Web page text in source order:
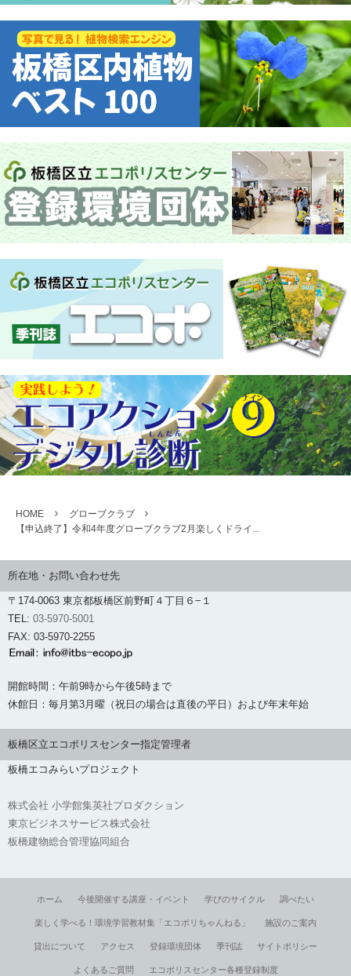
HOME
グローブクラブ
【申込終了】令和4年度グローブクラブ2月楽しくドライ...
所在地・お問い合わせ先
〒174-0063 東京都板橋区前野町４丁目６−１
TEL: 03-5970-5001
FAX: 03-5970-2255
開館時間：午前9時から午後5時まで
休館日：毎月第3月曜（祝日の場合は直後の平日）および年末年始
板橋区立エコポリスセンター指定管理者
板橋エコみらいプロジェクト
株式会社 小学館集英社プロダクション
東京ビジネスサービス株式会社
板橋建物総合管理協同組合
ホーム 今後開催する講座・イベント 学びのサイクル 調べたい
楽しく学べる！環境学習教材集「エコポリちゃんねる」 施設のご案内
貸出について アクセス 登録環境団体 季刊誌 サイトポリシー
よくあるご質問 エコポリスセンター各種登録制度